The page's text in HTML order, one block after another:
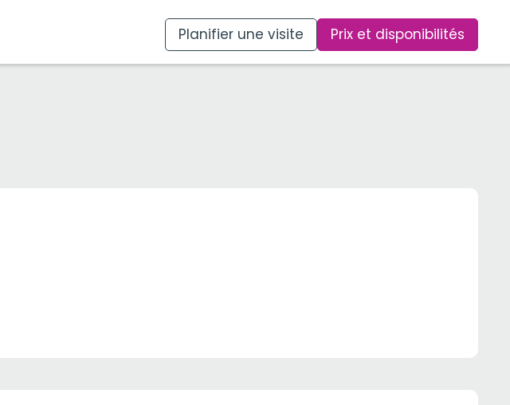
Planifier une visite Prix et disponibilités